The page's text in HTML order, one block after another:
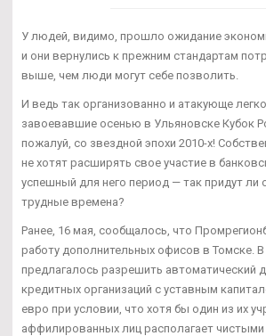
У людей, видимо, прошло ожидание
и они вернулись к прежним стандартам
выше, чем люди могут себе позволить.
И ведь так организованно и атакующе
завоевавшие осенью в Ульяновске Кубок
пожалуй, со звездной эпохи 2010-х!
не хотят расширять свое участие в
успешный для него период — так придут ли
трудные времена?
Ранее, 16 мая, сообщалось, что
работу дополнительных офисов в Томске. В
предлагалось разрешить автоматический
кредитных организаций с уставным
евро при условии, что хотя бы один из их
аффилированных лиц располагает чистыми